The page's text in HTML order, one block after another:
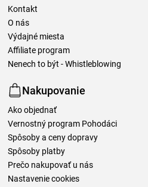
Kontakt
O nás
Výdajné miesta
Affiliate program
Nenech to být - Whistleblowing
Nakupovanie
Ako objednať
Vernostný program Pohodáci
Spôsoby a ceny dopravy
Spôsoby platby
Prečo nakupovať u nás
Nastavenie cookies